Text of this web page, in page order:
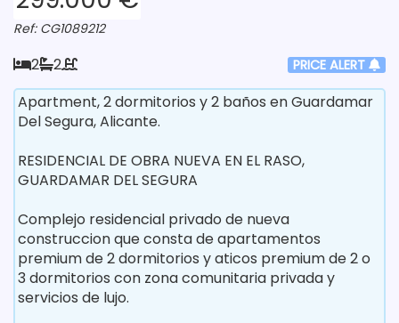
Ref: CG1089212
2 2 PRICE ALERT
Apartment, 2 dormitorios y 2 baños en Guardamar
Del Segura, Alicante.
RESIDENCIAL DE OBRA NUEVA EN EL RASO,
GUARDAMAR DEL SEGURA
Complejo residencial privado de nueva
construccion que consta de apartamentos
premium de 2 dormitorios y aticos premium de 2 o
3 dormitorios con zona comunitaria privada y
servicios de lujo.